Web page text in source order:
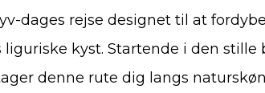
dages rejse designet til at
kyst. Startende i den stille
denne rute dig langs